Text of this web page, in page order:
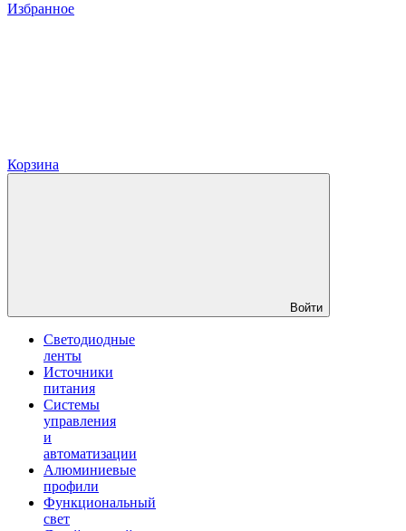
Избранное
Корзина
Войти
Светодиодные
ленты
Источники
питания
Системы
управления
и
автоматизации
Алюминиевые
профили
Функциональный
свет